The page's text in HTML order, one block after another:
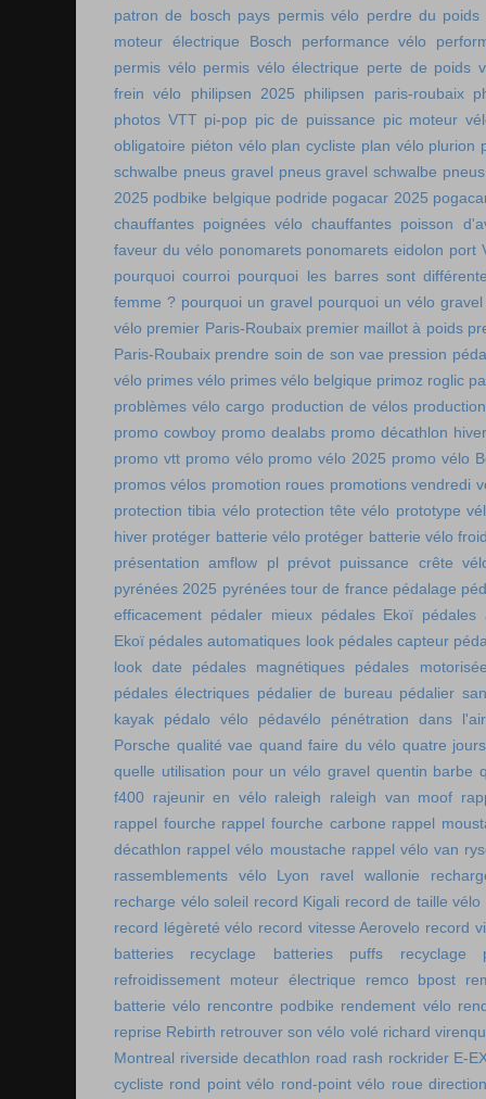
patron de bosch pays permis vélo perdre du poids
moteur électrique Bosch
performance vélo
permis vélo permis vélo électrique perte de poids
frein vélo
philipsen 2025 philipsen paris-roubaix
photos VTT pi-pop pic de puissance pic moteur
obligatoire piéton vélo plan cycliste plan vélo plurion
schwalbe pneus gravel pneus gravel schwalbe
2025 podbike belgique podride pogacar 2025
chauffantes poignées vélo chauffantes poisson
faveur du vélo ponomarets ponomarets eidolon port
pourquoi courroi pourquoi les barres sont
femme ? pourquoi un gravel pourquoi un vélo gravel
vélo premier Paris-Roubaix premier maillot à poids
Paris-Roubaix prendre soin de son vae pression
vélo primes vélo primes vélo belgique primoz roglic
problèmes vélo cargo production de vélos
promo cowboy promo dealabs promo décathlon hiver
promo vtt promo vélo promo vélo 2025 promo vélo
promos vélos promotion roues promotions vendredi
protection tibia vélo protection tête vélo prototype
hiver protéger batterie vélo protéger batterie vélo
présentation amflow pl
prévot puissance crête
pyrénées 2025 pyrénées tour de france pédalage
efficacement pédaler mieux pédales Ekoï pédales
Ekoï pédales automatiques look pédales capteur
look date
pédales magnétiques
pédales
pédales électriques pédalier de bureau pédalier
kayak
pédalo vélo pédavélo
pénétration dans l'air
Porsche qualité vae quand faire du vélo quatre
quelle utilisation pour un vélo gravel quentin barbe
f400 rajeunir en vélo raleigh raleigh van moof
rappel fourche rappel fourche carbone rappel
décathlon rappel vélo moustache rappel vélo van
rassemblements vélo Lyon
ravel wallonie
recharge vélo soleil record Kigali record de taille vélo
record légèreté vélo record vitesse Aerovelo record
batteries
recyclage batteries puffs
recyclage
refroidissement moteur électrique
remco bpost
batterie vélo rencontre podbike rendement vélo
reprise Rebirth retrouver son vélo volé richard
Montreal riverside decathlon road rash rockrider E-
cycliste rond point vélo rond-point vélo roue